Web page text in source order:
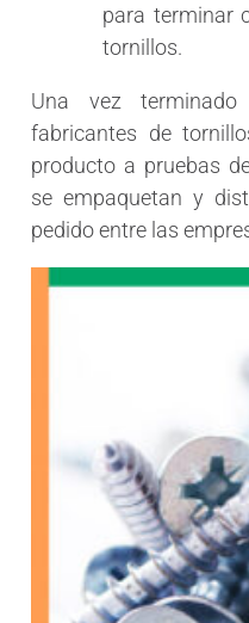
para terminar
tornillos.
Una vez
fabricantes de
producto a pruebas
se empaquetan y
pedido entre las